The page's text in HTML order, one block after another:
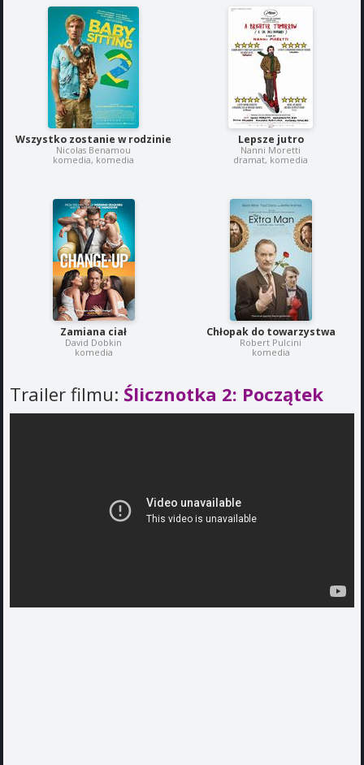
Wszystko zostanie w rodzinie
Nicolas Benamou
komedia, komedia
Lepsze jutro
Nanni Moretti
dramat, komedia
Zamiana ciał
David Dobkin
komedia
Chłopak do towarzystwa
Robert Pulcini
komedia
Trailer filmu: Ślicznotka 2: Początek